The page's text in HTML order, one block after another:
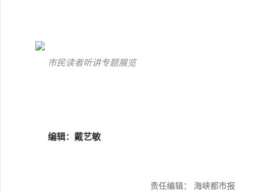
市民读者听讲专题展览
编辑：戴艺敏
责任编辑： 海峡都市报